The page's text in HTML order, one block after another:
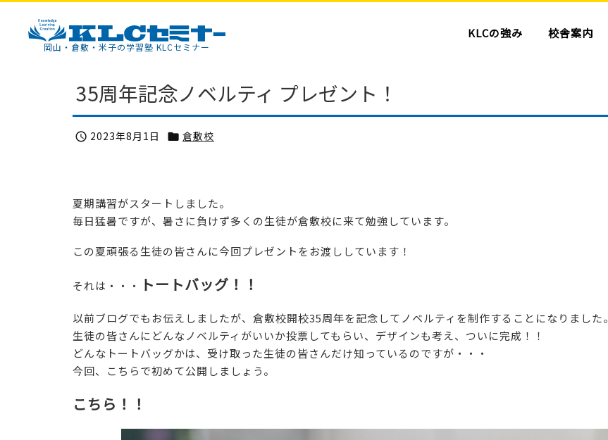
KLCセミナー岡山・倉敷・米子の学習塾 KLCセミナー
KLCの強み 校舎案内
35周年記念ノベルティ プレゼント！
 2023年8月1日  倉敷校
夏期講習がスタートしました。
毎日猛暑ですが、暑さに負けず多くの生徒が倉敷校に来て勉強しています。
この夏頑張る生徒の皆さんに今回プレゼントをお渡ししています！
それは・・・ トートバッグ！！
以前ブログでもお伝えしましたが、倉敷校開校35周年を記念してノベルティを制作することになりました。
生徒の皆さんにどんなノベルティがいいか投票してもらい、デザインも考え、ついに完成！！
どんなトートバッグかは、受け取った生徒の皆さんだけ知っているのですが・・・
今回、こちらで初めて公開しましょう。
こちら！！